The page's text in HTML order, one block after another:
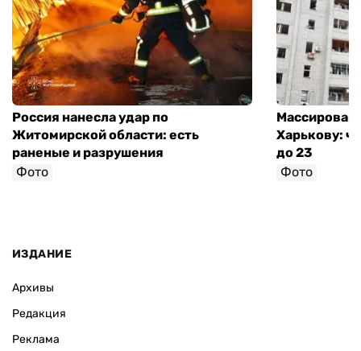
Россия нанесла удар по
Житомирской области: есть
раненые и разрушения
Фото
Харькову:
до 23
Фото
ИЗДАНИЕ
Архивы
Редакция
Реклама